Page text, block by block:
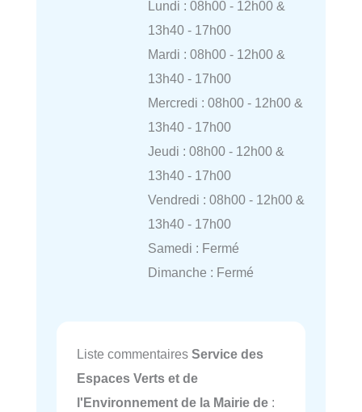
Lundi : 08h00 - 12h00 &
13h40 - 17h00
Mardi : 08h00 - 12h00 &
13h40 - 17h00
Mercredi : 08h00 - 12h00 &
13h40 - 17h00
Jeudi : 08h00 - 12h00 &
13h40 - 17h00
Vendredi : 08h00 - 12h00 &
13h40 - 17h00
Samedi : Fermé
Dimanche : Fermé
Liste commentaires Service des
Espaces Verts et de
l'Environnement de la Mairie de :